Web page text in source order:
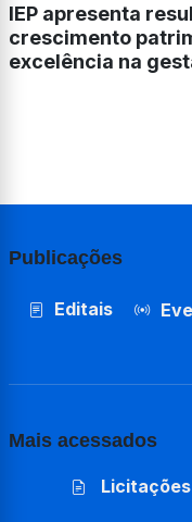
IEP apresenta
crescimento
excelência na
Publicações
Editais
Mais acessados
Licitações